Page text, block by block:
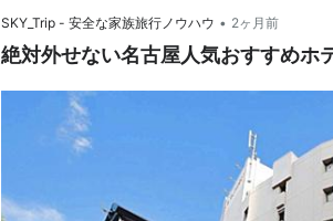
SKY_Trip - 安全な家族旅行ノウハウ • 2ヶ月前
絶対外せない名古屋人気おすすめホ